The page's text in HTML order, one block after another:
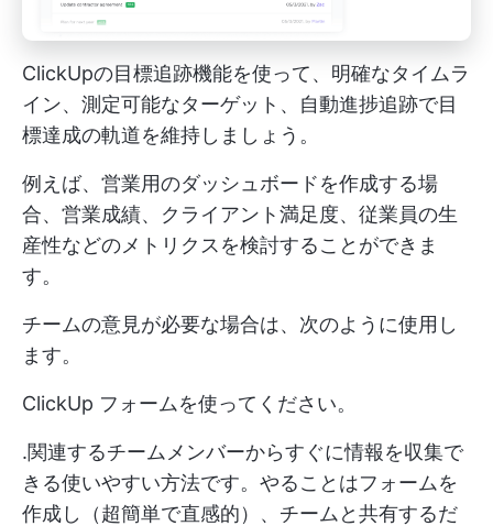
ClickUpの目標追跡機能を使って、明確なタイムラ
イン、測定可能なターゲット、自動進捗追跡で目
標達成の軌道を維持しましょう。
例えば、営業用のダッシュボードを作成する場
合、営業成績、クライアント満足度、従業員の生
産性などのメトリクスを検討することができま
す。
チームの意見が必要な場合は、次のように使用し
ます。
ClickUp フォームを使ってください。
.関連するチームメンバーからすぐに情報を収集で
きる使いやすい方法です。やることはフォームを
作成し（超簡単で直感的）、チームと共有するだ